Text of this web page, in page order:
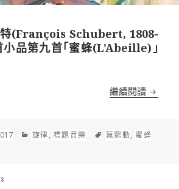
特(François Schubert, 1808-
小品第九首｢蜜蜂(L’Abeille)｣
繼續閱讀 富蘭
分
旋律, 標題音樂
標
無窮動, 蜜蜂
•舒伯特(François Schubert, 1808-1878)：十二首小